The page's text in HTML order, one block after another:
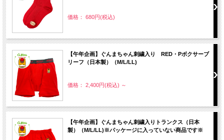
価格： 680円(税込)
【午年企画】ぐんまちゃん刺繍入り RED・Pボクサーブ
リーフ（日本製）（M/L/LL)
価格： 2,400円(税込) ～
【午年企画】ぐんまちゃん刺繍入りトランクス（日本
製）（M/L/LL)※パッケージに入っていない商品です※